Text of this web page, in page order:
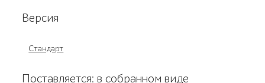
Версия
Стандарт
Поставляется: в собранном виде